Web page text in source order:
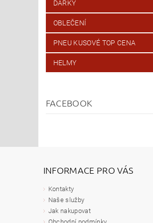
DÁRKY
OBLEČENÍ
PNEU KUSOVÉ TOP CENA
HELMY
FACEBOOK
INFORMACE PRO VÁS
Kontakty
Naše služby
Jak nakupovat